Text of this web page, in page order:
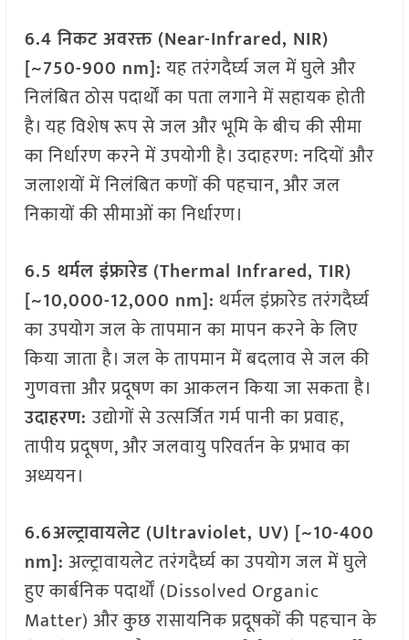
6.4 निकट अवरक्त (Near-Infrared, NIR)
[~750-900 nm]:यह तरंगदैर्घ्य जल में घुले और
निलंबित ठोस पदार्थों का पता लगाने में सहायक होती
है। यह विशेष रूप से जल और भूमि के बीच की सीमा
का निर्धारण करने में उपयोगी है। उदाहरण: नदियों और
जलाशयों में निलंबित कणों की पहचान, और जल
निकायों की सीमाओं का निर्धारण।
6.5 थर्मल इंफ्रारेड (Thermal Infrared, TIR)
[~10,000-12,000 nm]: थर्मल इंफ्रारेड तरंगदैर्घ्य
का उपयोग जल के तापमान का मापन करने के लिए
किया जाता है। जल के तापमान में बदलाव से जल की
गुणवत्ता और प्रदूषण का आकलन किया जा सकता है।
उदाहरण:उद्योगों से उत्सर्जित गर्म पानी का प्रवाह,
तापीय प्रदूषण, और जलवायु परिवर्तन के प्रभाव का
अध्ययन।
6.6अल्ट्रावायलेट (Ultraviolet, UV) [~10-400
nm]: अल्ट्रावायलेट तरंगदैर्घ्य का उपयोग जल में घुले
हुए कार्बनिक पदार्थों (Dissolved Organic
Matter) और कुछ रासायनिक प्रदूषकों की पहचान के